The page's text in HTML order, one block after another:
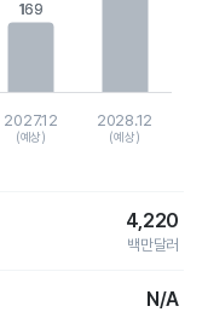
169
169
2027.12
(예상)
2028.12
(예상)
4,220
백만달러
N/A